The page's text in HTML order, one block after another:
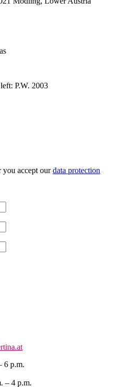
P.W. 2003
you accept ourdata protection
6 p.m.
– 4 p.m.